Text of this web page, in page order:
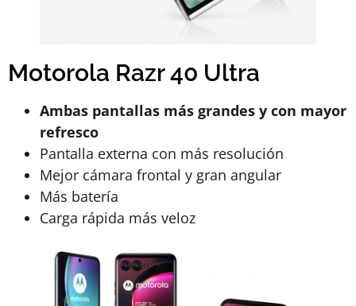
Motorola Razr 40 Ultra
Ambas pantallas más grandes y con mayor
refresco
Pantalla externa con más resolución
Mejor cámara frontal y gran angular
Más batería
Carga rápida más veloz